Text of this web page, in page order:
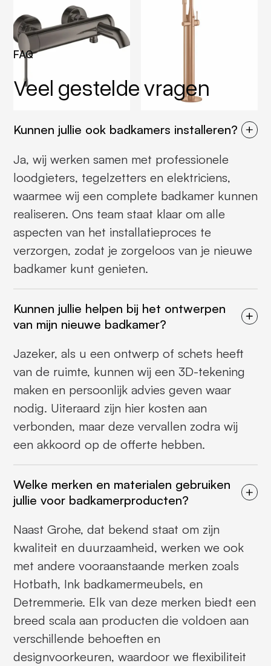
FAQ
Veel gestelde vragen
Kunnen jullie ook badkamers installeren?
Ja, wij werken samen met professionele
loodgieters, tegelzetters en elektriciens,
waarmee wij een complete badkamer kunnen
realiseren. Ons team staat klaar om alle
aspecten van het installatieproces te
verzorgen, zodat je zorgeloos van je nieuwe
badkamer kunt genieten.
Kunnen jullie helpen bij het ontwerpen
van mijn nieuwe badkamer?
Jazeker, als u een ontwerp of schets heeft
van de ruimte, kunnen wij een 3D-tekening
maken en persoonlijk advies geven waar
nodig. Uiteraard zijn hier kosten aan
verbonden, maar deze vervallen zodra wij
een akkoord op de offerte hebben.
Welke merken en materialen gebruiken
jullie voor badkamerproducten?
Naast Grohe, dat bekend staat om zijn
kwaliteit en duurzaamheid, werken we ook
met andere vooraanstaande merken zoals
Hotbath, Ink badkamermeubels, en
Detremmerie. Elk van deze merken biedt een
breed scala aan producten die voldoen aan
verschillende behoeften en
designvoorkeuren, waardoor we flexibiliteit